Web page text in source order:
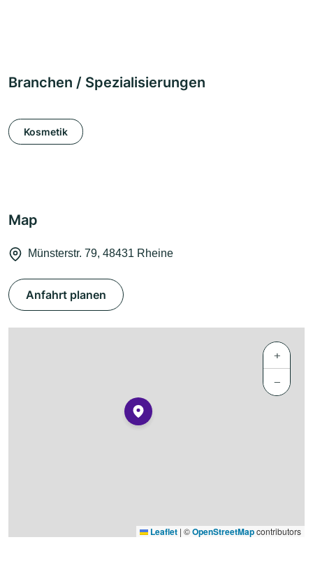
Branchen / Spezialisierungen
Kosmetik
Map
Münsterstr. 79, 48431 Rheine
Anfahrt planen
+
−
Leaflet | ©OpenStreetMapcontributors